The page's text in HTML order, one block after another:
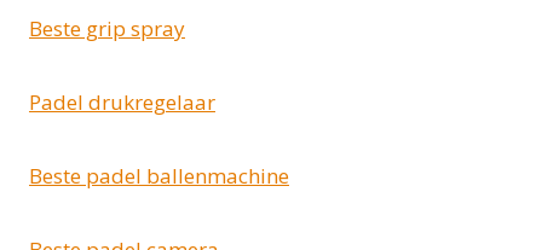
Beste grip spray
Padel drukregelaar
Beste padel ballenmachine